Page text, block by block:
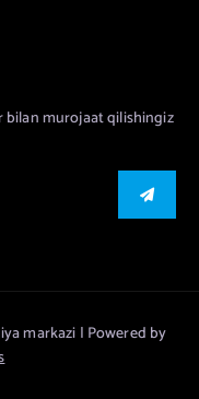
murojaat qilishingiz
markazi | Powered by